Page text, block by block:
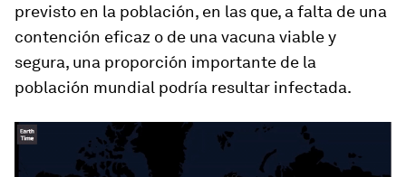
previsto en la población, en las que, a falta de una
contención eficaz o de una vacuna viable y
segura, una proporción importante de la
población mundial podría resultar infectada.